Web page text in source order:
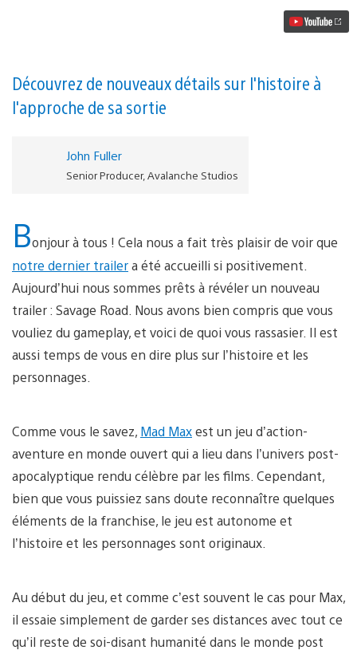
sur
PS4
Découvrez de nouveaux détails sur l'histoire à
l'approche de sa sortie
John Fuller
Senior Producer, Avalanche Studios
Bonjour à tous ! Cela nous a fait très plaisir de voir que
notre dernier trailera été accueilli si positivement.
Aujourd’hui nous sommes prêts à révéler un nouveau
trailer : Savage Road. Nous avons bien compris que vous
vouliez du gameplay, et voici de quoi vous rassasier. Il est
aussi temps de vous en dire plus sur l’histoire et les
personnages.
Comme vous le savez, Mad Maxest un jeu d’action-
aventure en monde ouvert qui a lieu dans l’univers post-
apocalyptique rendu célèbre par les films. Cependant,
bien que vous puissiez sans doute reconnaître quelques
éléments de la franchise, le jeu est autonome et
l’histoire et les personnages sont originaux.
Au début du jeu, et comme c’est souvent le cas pour Max,
il essaie simplement de garder ses distances avec tout ce
qu’il reste de soi-disant humanité dans le monde post